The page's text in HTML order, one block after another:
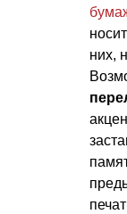
них,